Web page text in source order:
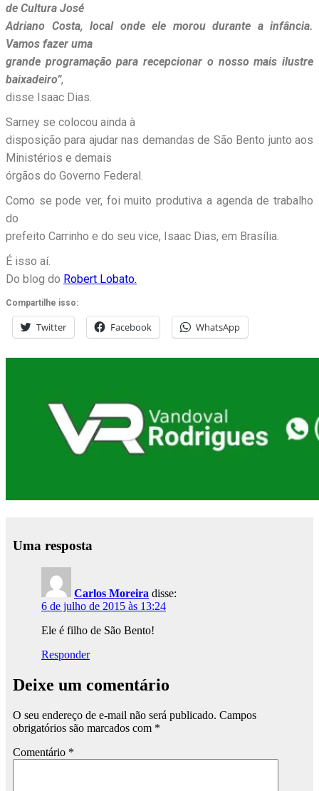
de Cultura José
Adriano Costa, local onde ele morou durante a infância.
Vamos fazer uma
grande programação para recepcionar o nosso mais ilustre
baixadeiro”,
disse Isaac Dias.
Sarney se colocou ainda à
disposição para ajudar nas demandas de São Bento junto aos
Ministérios e demais
órgãos do Governo Federal.
Como se pode ver, foi muito produtiva a agenda de trabalho
do
prefeito Carrinho e do seu vice, Isaac Dias, em Brasília.
É isso aí.
Do blog do Robert Lobato.
Compartilhe isso:
Twitter Facebook WhatsApp
Uma resposta
Carlos Moreira disse:
6 de julho de 2015 às 13:24
Ele é filho de São Bento!
Responder
Deixe um comentário
O seu endereço de e-mail não será publicado. Campos
obrigatórios são marcados com *
Comentário *